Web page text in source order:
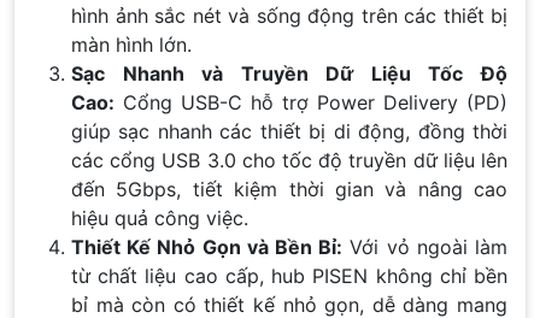
hình ảnh sắc nét và sống động trên các thiết bị
màn hình lớn.
Sạc Nhanh và Truyền Dữ Liệu Tốc Độ
Cao: Cổng USB-C hỗ trợ Power Delivery (PD)
giúp sạc nhanh các thiết bị di động, đồng thời
các cổng USB 3.0 cho tốc độ truyền dữ liệu lên
đến 5Gbps, tiết kiệm thời gian và nâng cao
hiệu quả công việc.
Thiết Kế Nhỏ Gọn và Bền Bỉ: Với vỏ ngoài làm
từ chất liệu cao cấp, hub PISEN không chỉ bền
bỉ mà còn có thiết kế nhỏ gọn, dễ dàng mang